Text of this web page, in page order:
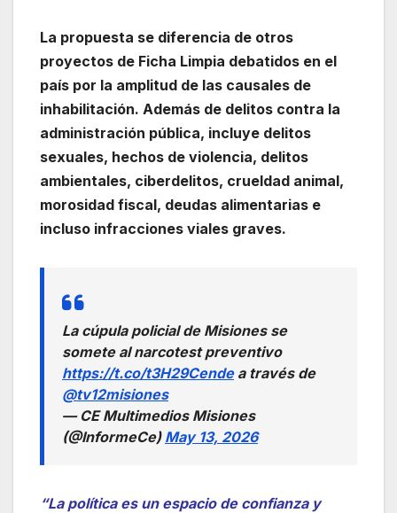
La propuesta se diferencia de otros
proyectos de Ficha Limpia debatidos en el
país por la amplitud de las causales de
inhabilitación. Además de delitos contra la
administración pública, incluye delitos
sexuales, hechos de violencia, delitos
ambientales, ciberdelitos, crueldad animal,
morosidad fiscal, deudas alimentarias e
incluso infracciones viales graves.
La cúpula policial de Misiones se
somete al narcotest preventivo
https://t.co/t3H29Cendea través de
@tv12misiones
— CE Multimedios Misiones
(@InformeCe) May 13, 2026
“La política es un espacio de confianza y